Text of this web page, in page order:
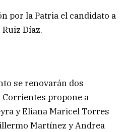
por la Patria el candidato a
Díaz.
se renovarán dos
Corrientes propone a
y Eliana Maricel Torres
Martínez y Andrea